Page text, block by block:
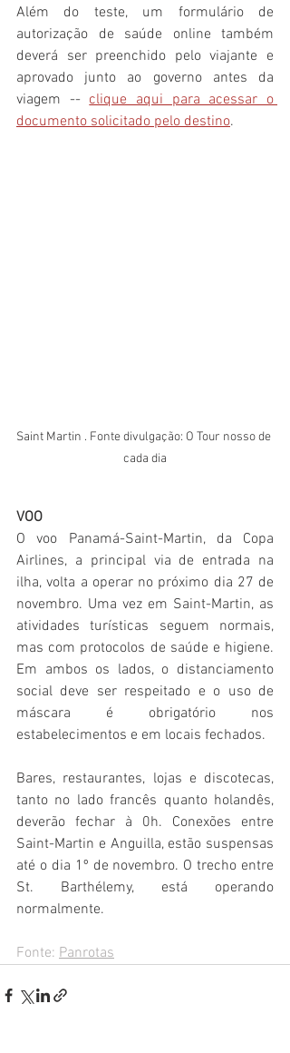
Além do teste, um formulário de
autorização de saúde online também
deverá ser preenchido pelo viajante e
aprovado junto ao governo antes da
viagem -- clique aqui para acessar o
documento solicitado pelo destino.
Saint Martin . Fonte divulgação: O Tour nosso de
cada dia
VOO
O voo Panamá-Saint-Martin, da Copa
Airlines, a principal via de entrada na
ilha, volta a operar no próximo dia 27 de
novembro. Uma vez em Saint-Martin, as
atividades turísticas seguem normais,
mas com protocolos de saúde e higiene.
Em ambos os lados, o distanciamento
social deve ser respeitado e o uso de
máscara é obrigatório nos
estabelecimentos e em locais fechados.
Bares, restaurantes, lojas e discotecas,
tanto no lado francês quanto holandês,
deverão fechar à 0h. Conexões entre
Saint-Martin e Anguilla, estão suspensas
até o dia 1º de novembro. O trecho entre
St. Barthélemy, está operando
normalmente.
Fonte: Panrotas